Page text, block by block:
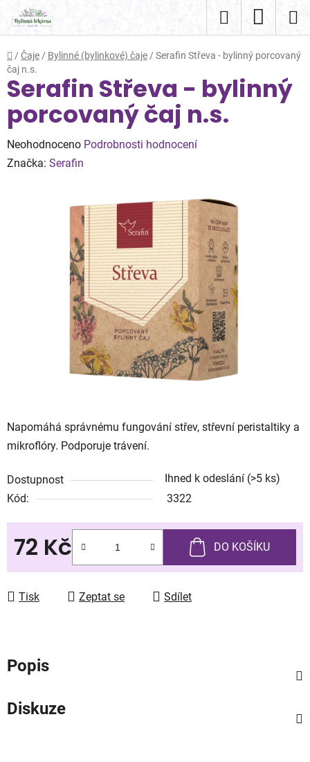
obsah
Hledat
KOŠÍK
Domů
/ Čaje / Bylinné (bylinkové) čaje / Serafin Střeva - bylinný porcovaný
čaj n.s.
Napomáhá správnému fungování střev, střevní peristaltiky a
mikroflóry. Podporuje trávení.
Dostupnost Ihned k odeslání (>5 ks)
Kód:
3322
72 Kč
Měrná cena:
DO KOŠÍKU
Tisk Zeptat se Sdílet
Serafin Střeva - bylinný
porcovaný čaj n.s.
Průměrné
hodnocení
Neohodnoceno Podrobnosti hodnocení
Značka: Serafin
Popis
Diskuze